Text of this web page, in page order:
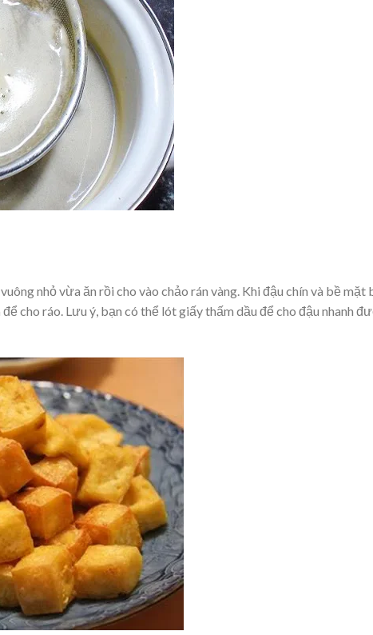
nhỏ vừa ăn rồi cho vào chảo rán vàng. Khi đậu chín và bề mặt
cho ráo. Lưu ý, bạn có thể lót giấy thấm dầu để cho đậu nhanh